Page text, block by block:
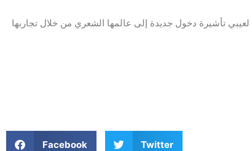
تأشيرة دخول جديدة إلى عالمها الشعري من خلال تجاربها
Facebook Twitter